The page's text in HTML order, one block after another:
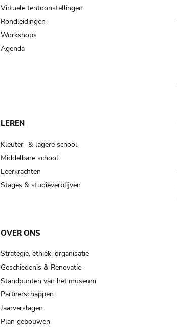
Virtuele tentoonstellingen
Rondleidingen
Workshops
Agenda
LEREN
Kleuter- & lagere school
Middelbare school
Leerkrachten
Stages & studieverblijven
OVER ONS
Strategie, ethiek, organisatie
Geschiedenis & Renovatie
Standpunten van het museum
Partnerschappen
Jaarverslagen
Plan gebouwen